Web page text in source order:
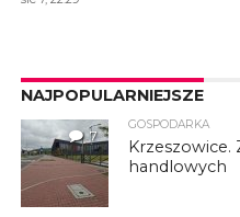
NAJPOPULARNIEJSZE
7
GOSPODARKA
Krzeszowice.
handlowych